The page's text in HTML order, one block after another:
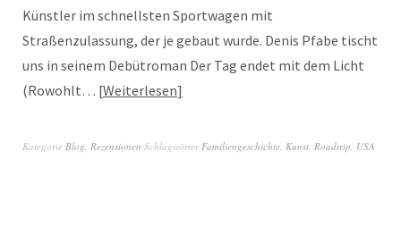
Künstler im schnellsten Sportwagen mit
Straßenzulassung, der je gebaut wurde. Denis Pfabe tischt
uns in seinem Debütroman Der Tag endet mit dem Licht
(Rowohlt… Weiterlesen
Kategorie Blog Rezensionen Schlagwörter Familiengeschichte Kunst Roadtrip USA